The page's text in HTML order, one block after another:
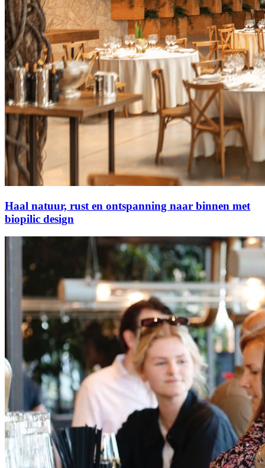
Haal natuur, rust en ontspanning naar binnen met
biopilic design